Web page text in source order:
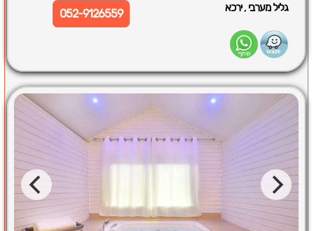
גליל מערבי ,ירכא 052-9126559